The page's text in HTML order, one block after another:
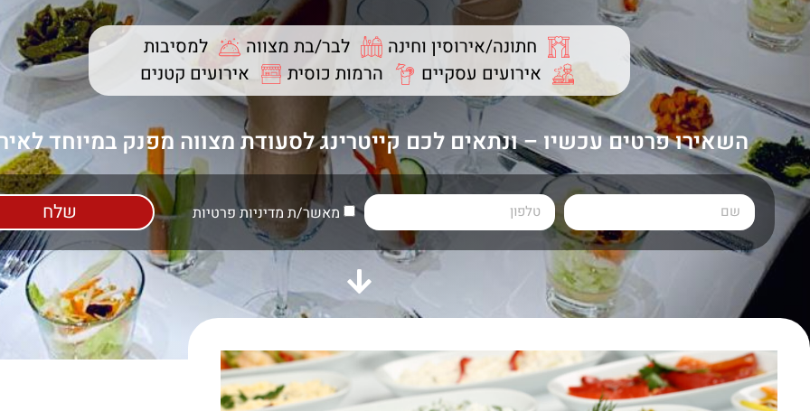
חתונה/אירוסין וחינה לבר/בת מצווה
למסיבות
אירועים עסקיים
הרמות כוסית אירועים קטנים
השאירו פרטים עכשיו – ונתאים לכם קייטרינג לסעודת מצווה מפנק במיוחד
מאשר/ת מדיניות פרטיות שלח